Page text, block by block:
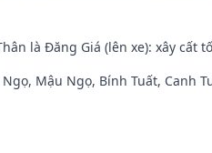
là Đăng Giá (lên xe): xây cất
Mậu Ngọ, Bính Tuất, Canh